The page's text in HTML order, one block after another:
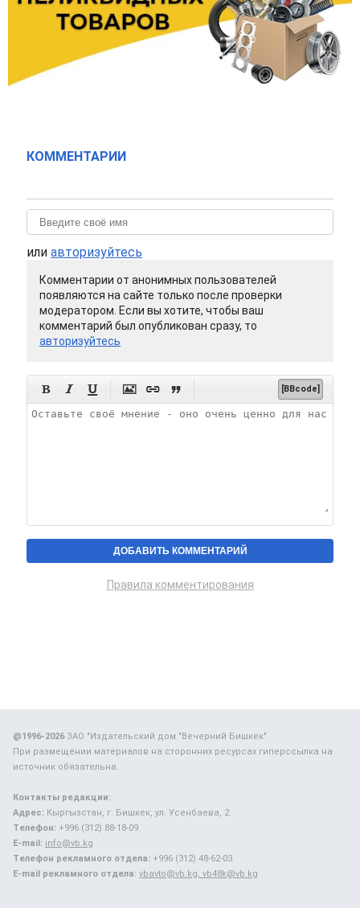
КОММЕНТАРИИ
или авторизуйтесь
Комментарии от анонимных пользователей
появляются на сайте только после проверки
модератором. Если вы хотите, чтобы ваш
комментарий был опубликован сразу, то
авторизуйтесь
      [BBcode]
Правила комментирования
@1996-2026ЗАО "Издательский дом "Вечерний Бишкек"
При размещении материалов на сторонних ресурсах гиперссылка на
источник обязательна.
Контакты редакции:
Адрес: Кыргызстан, г. Бишкек, ул. Усенбаева, 2.
Телефон: +996 (312) 88-18-09.
E-mail: info@vb.kg
Телефон рекламного отдела: +996 (312) 48-62-03.
E-mail рекламного отдела: vbavto@vb.kg, vb48k@vb.kg